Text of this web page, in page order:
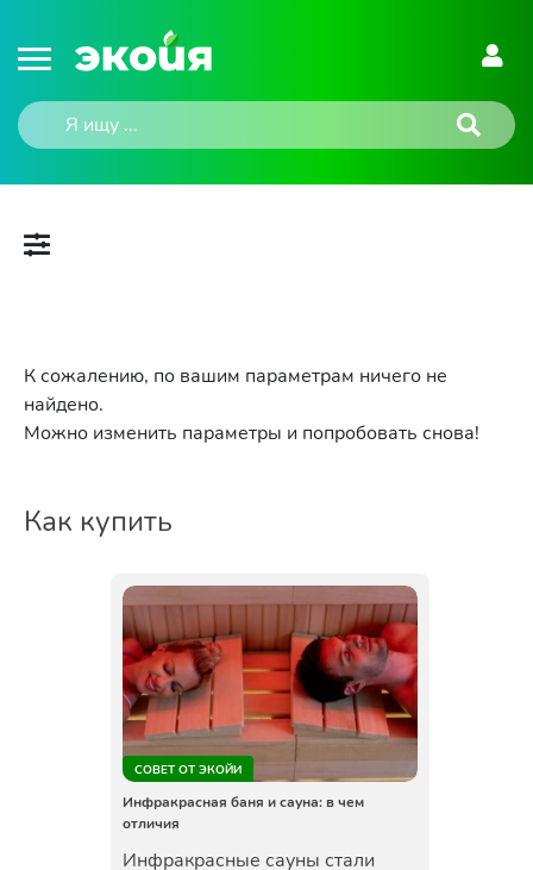
К сожалению, по вашим параметрам ничего не
найдено.
Можно изменить параметры и попробовать снова!
Как купить
СОВЕТ ОТ ЭКОЙИ
Инфракрасная баня и сауна: в чем
отличия
Инфракрасные сауны стали